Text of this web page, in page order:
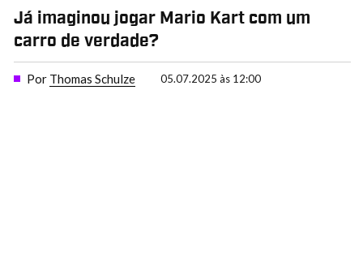
Já imaginou jogar Mario Kart com um
carro de verdade?
Por Thomas Schulze 05.07.2025 às 12:00